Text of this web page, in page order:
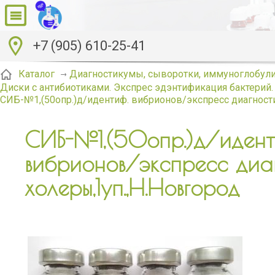
+7 (905) 610-25-41
Каталог
Диагностикумы, сыворотки,
Диски с антибиотиками. Экспрес эдэнтификация бактерий.
СИБ-№1,(50опр.)д/идентиф. вибрионов/экспресс
СИБ-№1,(50опр.)д/
вибрионов/экспресс
холеры,1уп.,Н.Новгород